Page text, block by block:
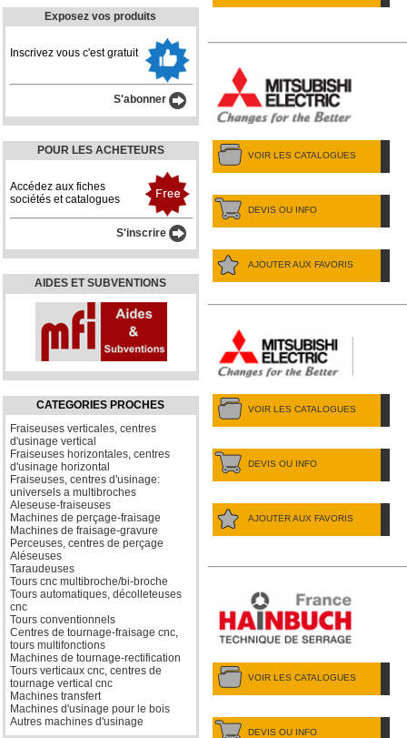
Exposez vos produits
Inscrivez vous c'est gratuit
S'abonner
POUR LES ACHETEURS
Accédez aux fiches
sociétés et catalogues
S'inscrire
AIDES ET SUBVENTIONS
CATEGORIES PROCHES
Fraiseuses verticales, centres
d'usinage vertical
Fraiseuses horizontales, centres
d'usinage horizontal
Fraiseuses, centres d'usinage:
universels a multibroches
Aleseuse-fraiseuses
Machines de perçage-fraisage
Machines de fraisage-gravure
Perceuses, centres de perçage
Aléseuses
Taraudeuses
Tours cnc multibroche/bi-broche
Tours automatiques, décolleteuses
cnc
Tours conventionnels
Centres de tournage-fraisage cnc,
tours multifonctions
Machines de tournage-rectification
Tours verticaux cnc, centres de
tournage vertical cnc
Machines transfert
Machines d'usinage pour le bois
Autres machines d'usinage
VOIR LES CATALOGUES
DEVIS OU INFO
AJOUTER AUX FAVORIS
VOIR LES CATALOGUES
DEVIS OU INFO
AJOUTER AUX FAVORIS
VOIR LES CATALOGUES
DEVIS OU INFO